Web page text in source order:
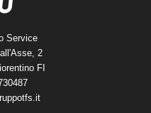
Service
2
FI